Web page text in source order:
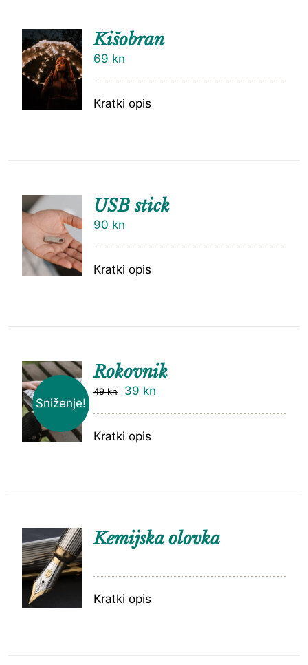
DODAJ
U
KOŠARI
Kišobran
69 kn
Kratki opis
DODAJ
CU
USB stick
90 kn
Kratki opis
Sniženje!
DODAJ
Rokovnik
49kn 39 kn
Kratki opis
Kemijska olovka
Kratki opis